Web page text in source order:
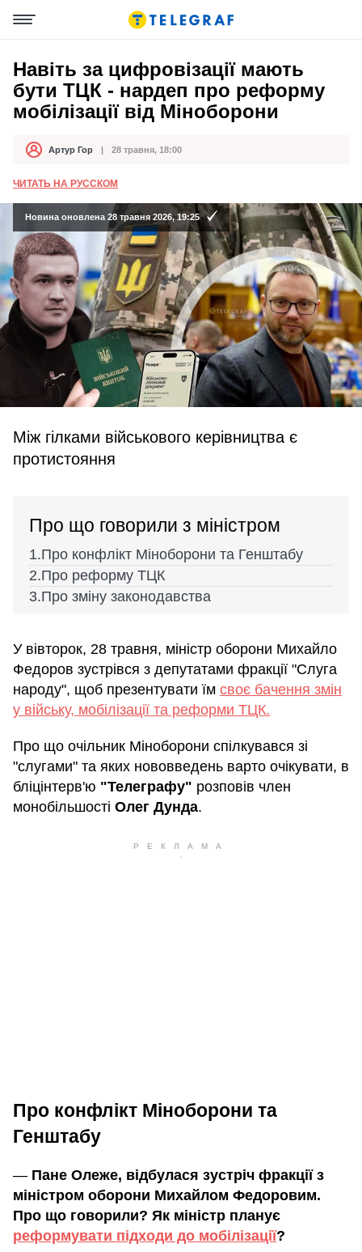
Навіть за цифровізації мають
бути ТЦК - нардеп про реформу
мобілізації від Міноборони
АвторАртур Гор
Дата публікації 28 травня, 18:00
ЧИТАТЬ НА РУССКОМ
Новина оновлена 28 травня 2026, 19:25
Між гілками військового керівництва є
протистояння
Про що говорили з міністром
Про конфлікт Міноборони та Генштабу
Про реформу ТЦК
Про зміну законодавства
У вівторок, 28 травня, міністр оборони Михайло
Федоров зустрівся з депутатами фракції "Слуга
народу", щоб презентувати їм своє бачення змін
у війську, мобілізації та реформи ТЦК.
Про що очільник Міноборони спілкувався зі
"слугами" та яких нововведень варто очікувати, в
бліцінтерв'ю "Телеграфу" розповів член
монобільшості Олег Дунда.
Про конфлікт Міноборони та
Генштабу
— Пане Олеже, відбулася зустріч фракції з
міністром оборони Михайлом Федоровим.
Про що говорили? Як міністр планує
реформувати підходи до мобілізації?